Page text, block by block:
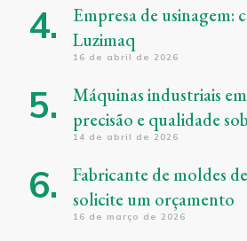
Empresa de usinagem:
Luzimaq
16 de abril de 2026
Máquinas industriais
precisão e qualidade
14 de abril de 2026
Fabricante de moldes
solicite um orçamento
16 de março de 2026